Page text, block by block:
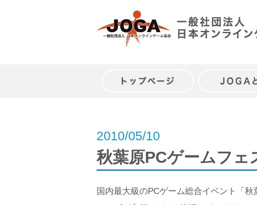
トップページ JOGAと
2010/05/10
秋葉原PCゲームフェ
国内最大級のPCゲーム総合イベント「